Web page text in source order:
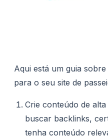
Aqui está um guia
para o seu site de
Crie conteúdo de
buscar backlinks,
tenha conteúdo